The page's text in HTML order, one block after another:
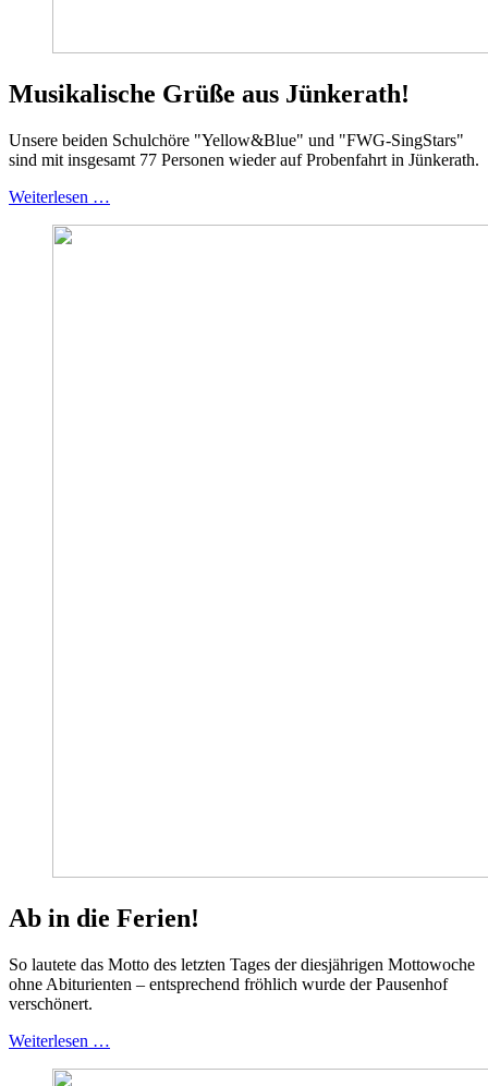
Musikalische Grüße aus Jünkerath!
Unsere beiden Schulchöre "Yellow&Blue" und "FWG-SingStars"
sind mit insgesamt 77 Personen wieder auf Probenfahrt in Jünkerath.
Weiterlesen …
Ab in die Ferien!
So lautete das Motto des letzten Tages der diesjährigen Mottowoche
ohne Abiturienten – entsprechend fröhlich wurde der Pausenhof
verschönert.
Weiterlesen …